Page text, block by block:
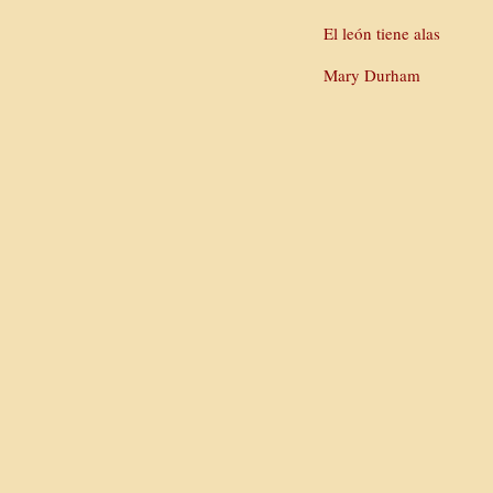
El león tiene alas
Mary Durham